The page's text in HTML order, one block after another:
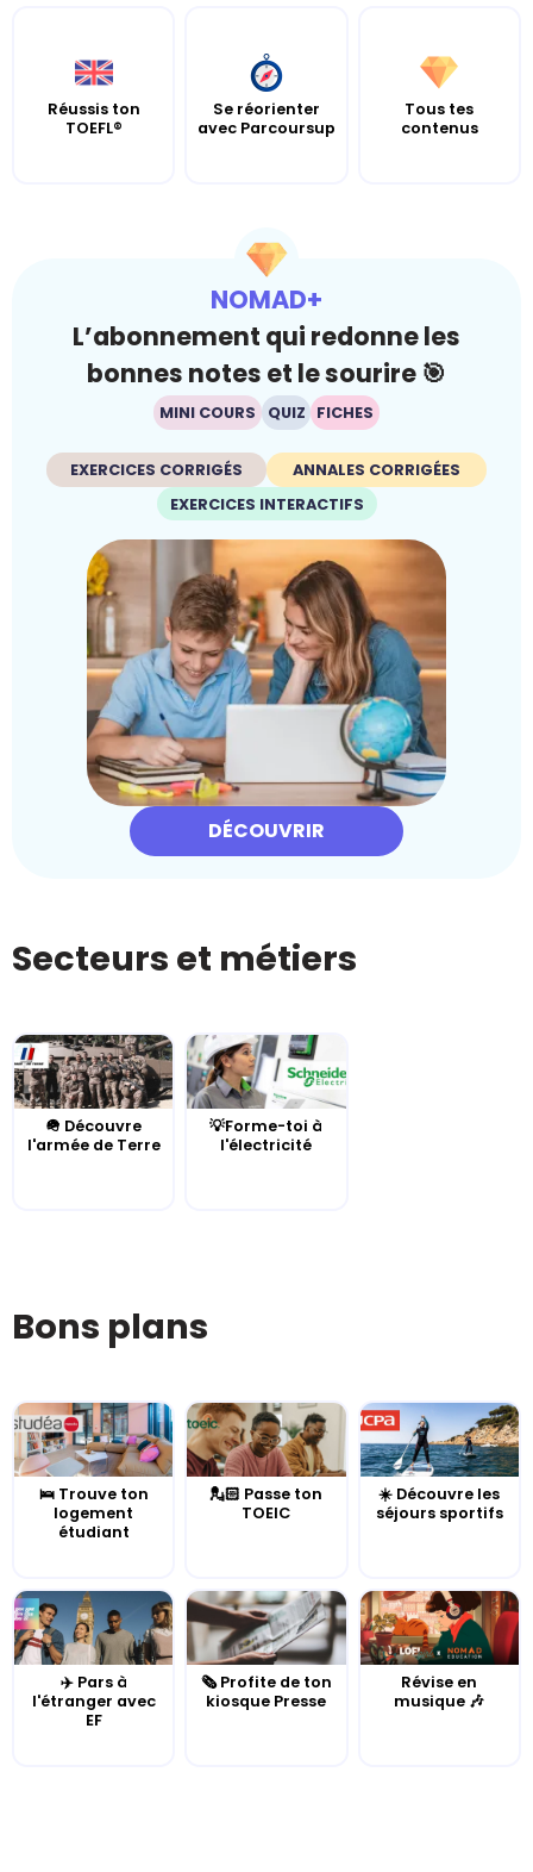
Réussis ton
TOEFL®
Se réorienter
avec Parcoursup
Tous tes
contenus
NOMAD+
L’abonnement qui redonne les
bonnes notes et le sourire 🎯
MINI COURS QUIZ FICHES
EXERCICES CORRIGÉS
ANNALES CORRIGÉES
EXERCICES INTERACTIFS
DÉCOUVRIR
Secteurs et métiers
🪖 Découvre
l'armée de Terre
💡Forme-toi à
l'électricité
Bons plans
🛌 Trouve ton
logement
étudiant
💂🏻 Passe ton
TOEIC
☀️ Découvre les
séjours sportifs
✈️ Pars à
l'étranger avec
EF
🗞️ Profite de ton
kiosque Presse
Révise en
musique 🎶